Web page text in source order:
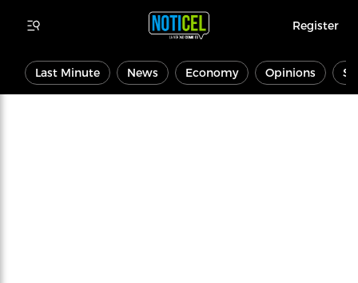
Register
Last Minute News Economy Opinions